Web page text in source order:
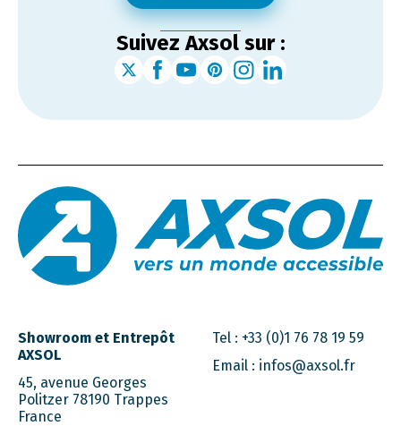
Suivez Axsol sur :
Showroom et Entrepôt
AXSOL
45, avenue Georges
Politzer 78190 Trappes
France
Tel : +33 (0)1 76 78 19 59
Email : infos@axsol.fr